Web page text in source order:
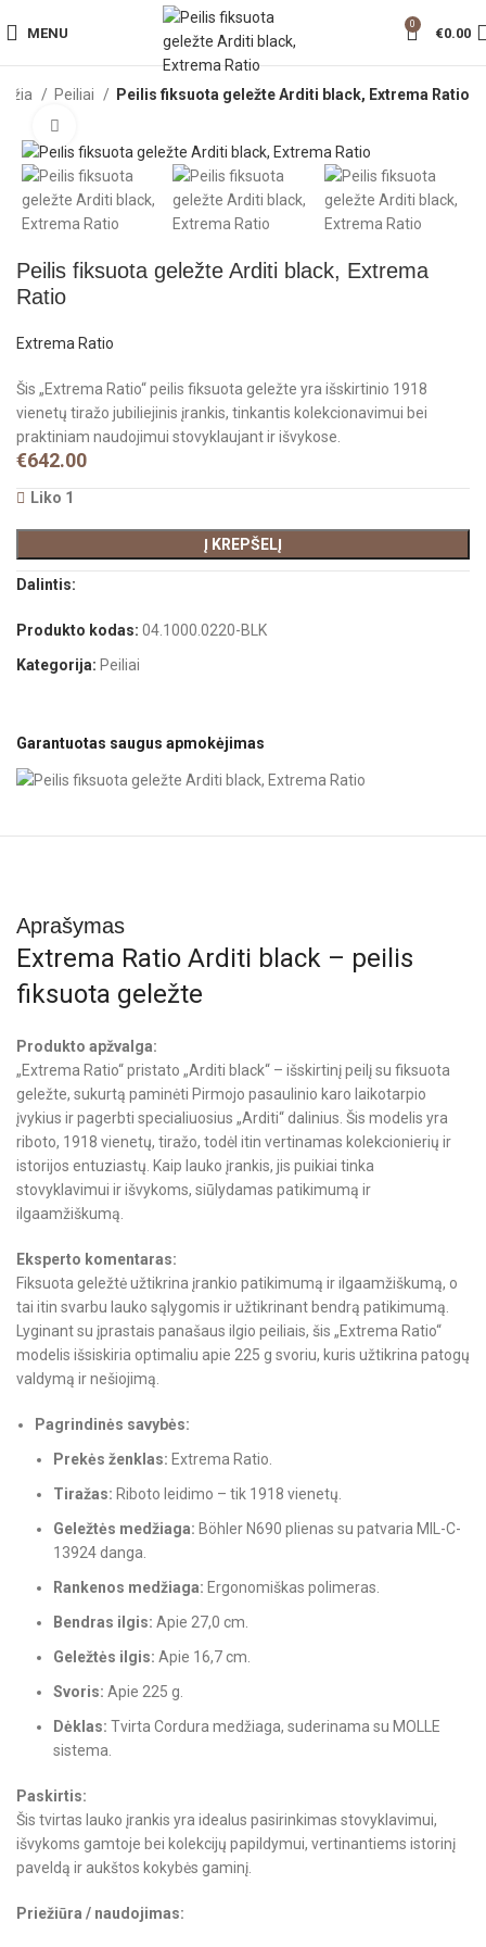
MENU
0
€0.00
Peiliai Peilis fiksuota geležte Arditi black, Extrema Ratio
Peilis fiksuota geležte Arditi black, Extrema
Ratio
Extrema Ratio
Šis „Extrema Ratio“ peilis fiksuota geležte yra išskirtinio 1918
vienetų tiražo jubiliejinis įrankis, tinkantis kolekcionavimui bei
praktiniam naudojimui stovyklaujant ir išvykose.
€642.00
Liko 1
Į KREPŠELĮ
Dalintis:
Produkto kodas:04.1000.0220-BLK
Kategorija: Peiliai
Garantuotas saugus apmokėjimas
Aprašymas
Extrema Ratio Arditi black – peilis
fiksuota geležte
Produkto apžvalga:
„Extrema Ratio“ pristato „Arditi black“ – išskirtinį peilį su fiksuota
geležte, sukurtą paminėti Pirmojo pasaulinio karo laikotarpio
įvykius ir pagerbti specialiuosius „Arditi“ dalinius. Šis modelis yra
riboto, 1918 vienetų, tiražo, todėl itin vertinamas kolekcionierių ir
istorijos entuziastų. Kaip lauko įrankis, jis puikiai tinka
stovyklavimui ir išvykoms, siūlydamas patikimumą ir
ilgaamžiškumą.
Eksperto komentaras:
Fiksuota geležtė užtikrina įrankio patikimumą ir ilgaamžiškumą, o
tai itin svarbu lauko sąlygomis ir užtikrinant bendrą patikimumą.
Lyginant su įprastais panašaus ilgio peiliais, šis „Extrema Ratio“
modelis išsiskiria optimaliu apie 225 g svoriu, kuris užtikrina patogų
valdymą ir nešiojimą.
Pagrindinės savybės:
Prekės ženklas: Extrema Ratio.
Tiražas: Riboto leidimo – tik 1918 vienetų.
Geležtės medžiaga: Böhler N690 plienas su patvaria MIL-C-
13924 danga.
Rankenos medžiaga: Ergonomiškas polimeras.
Bendras ilgis: Apie 27,0 cm.
Geležtės ilgis: Apie 16,7 cm.
Svoris: Apie 225 g.
Dėklas: Tvirta Cordura medžiaga, suderinama su MOLLE
sistema.
Paskirtis:
Šis tvirtas lauko įrankis yra idealus pasirinkimas stovyklavimui,
išvykoms gamtoje bei kolekcijų papildymui, vertinantiems istorinį
paveldą ir aukštos kokybės gaminį.
Priežiūra / naudojimas: